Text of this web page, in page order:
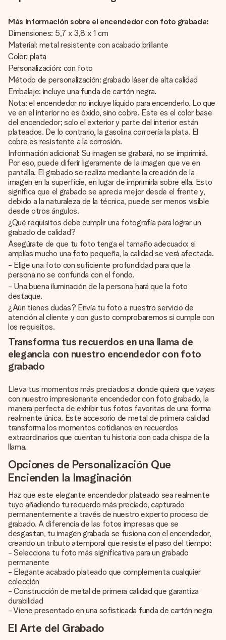
Más información sobre el encendedor con foto grabada:
Dimensiones: 5,7 x 3,8 x 1 cm
Material: metal resistente con acabado brillante
Color: plata
Personalización: con foto
Método de personalización: grabado láser de alta calidad
Embalaje: incluye una funda de cartón negra.
Nota: el encendedor no incluye líquido para encenderlo. Lo que
ve en el interior no es óxido, sino cobre. Este es el color base
del encendedor; solo el exterior y parte del interior están
plateados. De lo contrario, la gasolina corroería la plata. El
cobre es resistente a la corrosión.
Información adicional: Su imagen se grabará, no se imprimirá.
Por eso, puede diferir ligeramente de la imagen que ve en
pantalla. El grabado se realiza mediante la creación de la
imagen en la superficie, en lugar de imprimirla sobre ella. Esto
significa que el grabado se aprecia mejor desde el frente y,
debido a la naturaleza de la técnica, puede ser menos visible
desde otros ángulos.
¿Qué requisitos debe cumplir una fotografía para lograr un
grabado de calidad?
Asegúrate de que tu foto tenga el tamaño adecuado; si
amplías mucho una foto pequeña, la calidad se verá afectada.
- Elige una foto con suficiente profundidad para que la
persona no se confunda con el fondo.
- Una buena iluminación de la persona hará que la foto
destaque.
¿Aún tienes dudas? Envía tu foto a nuestro servicio de
atención al cliente y con gusto comprobaremos si cumple con
los requisitos.
Transforma tus recuerdos en una llama de
elegancia con nuestro encendedor con foto
grabado
Lleva tus momentos más preciados a donde quiera que vayas
con nuestro impresionante encendedor con foto grabado, la
manera perfecta de exhibir tus fotos favoritas de una forma
realmente única. Este accesorio de metal de primera calidad
transforma los momentos cotidianos en recuerdos
extraordinarios que cuentan tu historia con cada chispa de la
llama.
Opciones de Personalización Que
Encienden la Imaginación
Haz que este elegante encendedor plateado sea realmente
tuyo añadiendo tu recuerdo más preciado, capturado
permanentemente a través de nuestro experto proceso de
grabado. A diferencia de las fotos impresas que se
desgastan, tu imagen grabada se fusiona con el encendedor,
creando un tributo atemporal que resiste el paso del tiempo:
- Selecciona tu foto más significativa para un grabado
permanente
- Elegante acabado plateado que complementa cualquier
colección
- Construcción de metal de primera calidad que garantiza
durabilidad
- Viene presentado en una sofisticada funda de cartón negra
El Arte del Grabado